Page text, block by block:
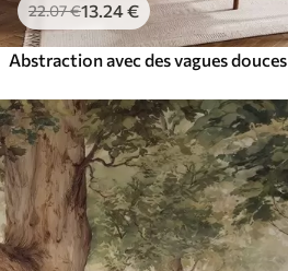
22.07€13 .24€
Abstraction avec des vagues douces